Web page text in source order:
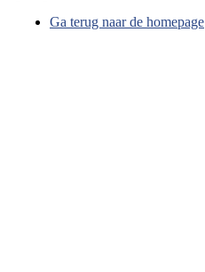
Ga terug naar de homepage